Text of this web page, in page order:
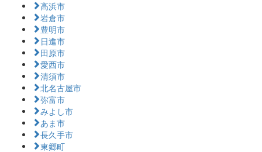
高浜市
岩倉市
豊明市
日進市
田原市
愛西市
清須市
北名古屋市
弥富市
みよし市
あま市
長久手市
東郷町